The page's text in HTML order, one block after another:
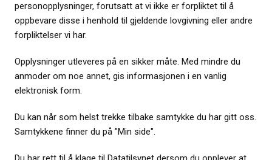
personopplysninger, forutsatt at vi ikke er forpliktet til å
oppbevare disse i henhold til gjeldende lovgivning eller andre
forpliktelser vi har.
Opplysninger utleveres på en sikker måte. Med mindre du
anmoder om noe annet, gis informasjonen i en vanlig
elektronisk form.
Du kan når som helst trekke tilbake samtykke du har gitt oss.
Samtykkene finner du på "Min side".